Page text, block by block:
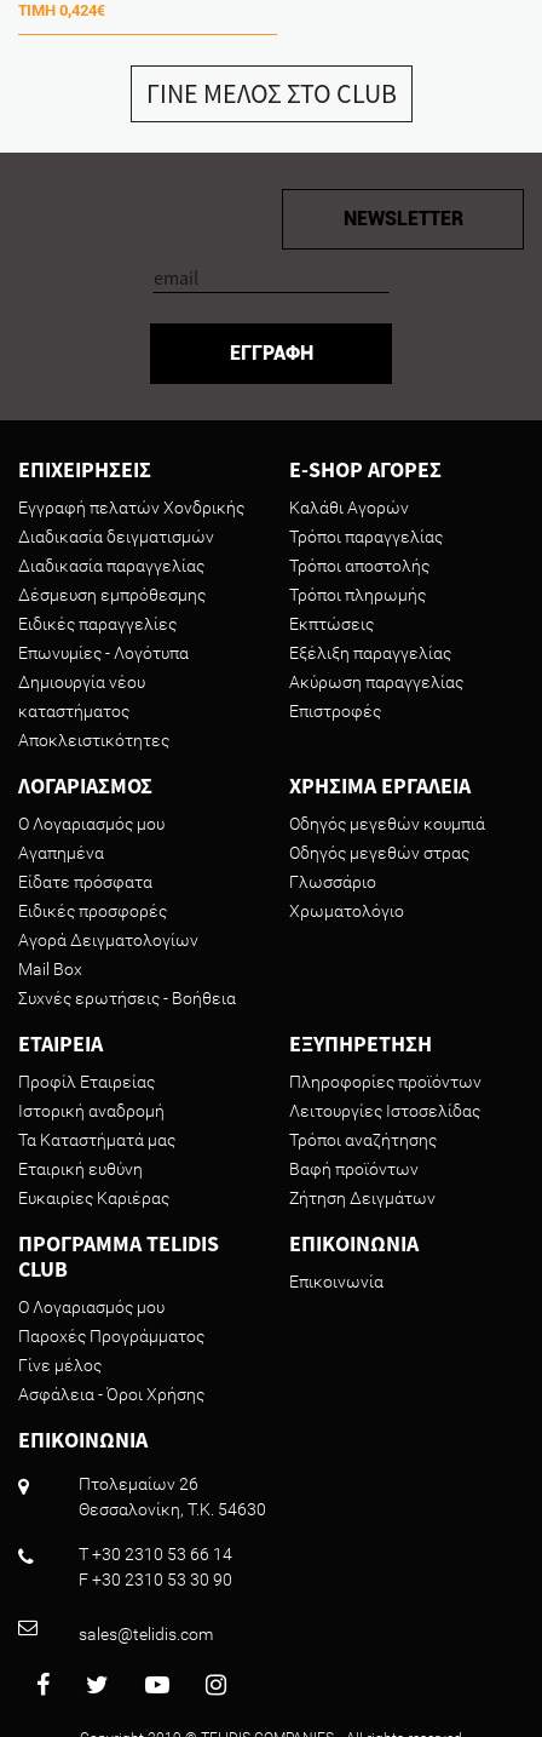
ΤΙΜΗ 0,424€
ΓΙΝΕ ΜΕΛΟΣ ΣΤΟ CLUB
NEWSLETTER
ΕΓΓΡΑΦΗ
ΕΠΙΧΕΙΡΗΣΕΙΣ
Εγγραφή πελατών Χονδρικής
Διαδικασία δειγματισμών
Διαδικασία παραγγελίας
Δέσμευση εμπρόθεσμης
Ειδικές παραγγελίες
Επωνυμίες - Λογότυπα
Δημιουργία νέου
καταστήματος
Αποκλειστικότητες
E-SHOP ΑΓΟΡΕΣ
Καλάθι Αγορών
Τρόποι παραγγελίας
Τρόποι αποστολής
Τρόποι πληρωμής
Εκπτώσεις
Εξέλιξη παραγγελίας
Ακύρωση παραγγελίας
Επιστροφές
ΛΟΓΑΡΙΑΣΜΟΣ
Ο Λογαριασμός μου
Αγαπημένα
Είδατε πρόσφατα
Ειδικές προσφορές
Αγορά Δειγματολογίων
Mail Box
Συχνές ερωτήσεις - Βοήθεια
ΧΡΗΣΙΜΑ ΕΡΓΑΛΕΙΑ
Οδηγός μεγεθών κουμπιά
Οδηγός μεγεθών στρας
Γλωσσάριο
Χρωματολόγιο
ΕΤΑΙΡΕΙΑ
Προφίλ Εταιρείας
Ιστορική αναδρομή
Τα Καταστήματά μας
Εταιρική ευθύνη
Ευκαιρίες Καριέρας
ΕΞΥΠΗΡΕΤΗΣΗ
Πληροφορίες προϊόντων
Λειτουργίες Ιστοσελίδας
Τρόποι αναζήτησης
Βαφή προϊόντων
Ζήτηση Δειγμάτων
ΠΡΟΓΡΑΜΜΑ TELIDIS
CLUB
Ο Λογαριασμός μου
Παροχές Προγράμματος
Γίνε μέλος
Ασφάλεια - Όροι Χρήσης
ΕΠΙΚΟΙΝΩΝΙΑ
Επικοινωνία
ΕΠΙΚΟΙΝΩΝΙΑ
Πτολεμαίων 26
Θεσσαλονίκη, T.K. 54630
T +30 2310 53 66 14
F +30 2310 53 30 90
sales@telidis.com